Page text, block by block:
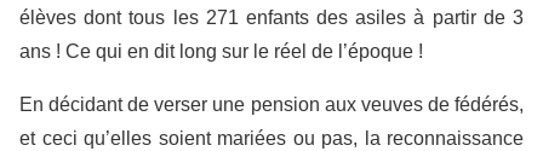
élèves dont tous les 271 enfants des asiles à partir de 3
ans ! Ce qui en dit long sur le réel de l’époque !
En décidant de verser une pension aux veuves de fédérés,
et ceci qu’elles soient mariées ou pas, la reconnaissance